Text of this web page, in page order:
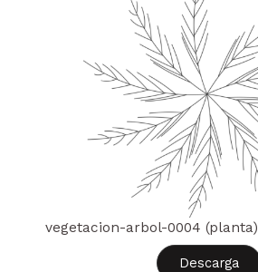
vegetacion-arbol-0004 (planta)
Descarga